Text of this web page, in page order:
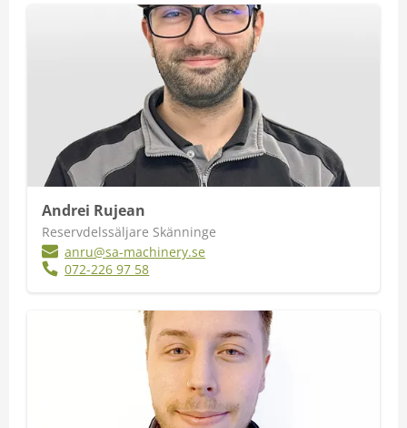
Andrei Rujean
Reservdelssäljare Skänninge
anru@sa-machinery.se
072-226 97 58